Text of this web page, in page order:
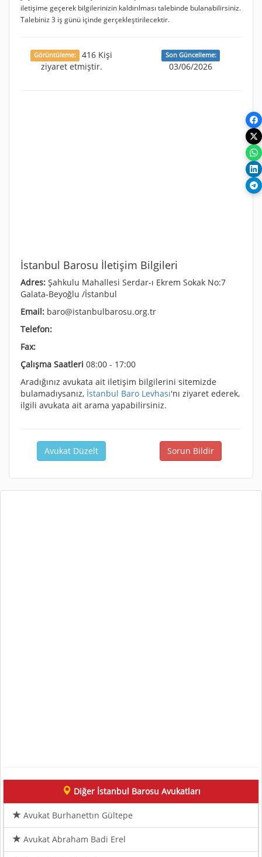
iletişime geçerek bilgilerinizin kaldırılması talebinde bulanabilirsiniz.
Talebiniz 3 iş günü içinde gerçekleştirilecektir.
Görüntüleme:
416 Kişi
ziyaret etmiştir.
Son Güncelleme:
03/06/2026
İstanbul Barosu İletişim Bilgileri
Adres: Şahkulu Mahallesi Serdar-ı Ekrem Sokak No:7
Galata-Beyoğlu /İstanbul
Email: baro@istanbulbarosu.org.tr
Telefon:
Fax:
Çalışma Saatleri 08:00 - 17:00
Aradığınız avukata ait iletişim bilgilerini sitemizde
bulamadıysanız, İstanbul Baro Levhası'nı ziyaret ederek,
ilgili avukata ait arama yapabilirsiniz.
Avukat Düzelt Sorun Bildir
Diğer İstanbul Barosu Avukatları
Avukat Burhanettın Gültepe
Avukat Abraham Badi Erel